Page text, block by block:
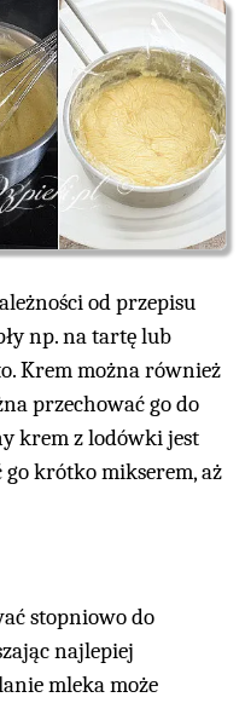
od przepisu
np. na tartę lub
Krem można również
przechować go do
krem z lodówki jest
krótko mikserem, aż
stopniowo do
najlepiej
mleka może